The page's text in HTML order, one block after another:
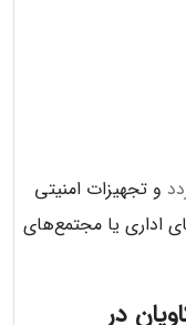
و تجهیزات امنیتی
اداری یا مجتمع‌های
در